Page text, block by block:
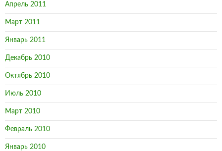
Апрель 2011
Март 2011
Январь 2011
Декабрь 2010
Октябрь 2010
Июль 2010
Март 2010
Февраль 2010
Январь 2010